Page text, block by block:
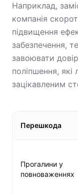
Наприклад,
компанія
підвищення
забезпечення,
завоювати
поліпшення, які
зацікавленим
Перешкода
Прогалини у
повноваженнях